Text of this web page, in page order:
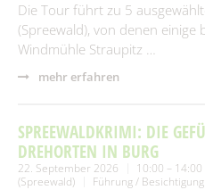
Die Tour führt zu 5
(Spreewald), von denen
Windmühle Straupitz …
mehr erfahren
SPREEWALDKRIMI: DIE
DREHORTEN IN BURG
22. September 2026 10:00 –
(Spreewald)
Führung / Besichtigung